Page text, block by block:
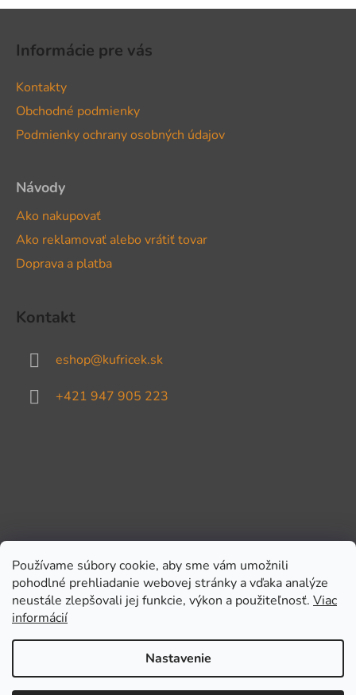
Používame súbory cookie, aby sme vám umožnili
pohodlné prehliadanie webovej stránky a vďaka analýze
neustále zlepšovali jej funkcie, výkon a použiteľnosť. Viac
informácií
Nastavenie
Informácie pre vás
Kontakty
Obchodné podmienky
Podmienky ochrany osobných údajov
Návody
Ako nakupovať
Ako reklamovať alebo vrátiť tovar
Doprava a platba
Kontakt
eshop@kufricek.sk
+421 947 905 223
Prijímame online platby